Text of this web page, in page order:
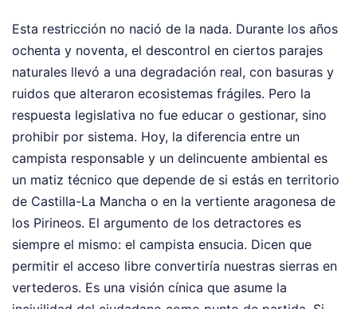
Esta restricción no nació de la nada. Durante los años
ochenta y noventa, el descontrol en ciertos parajes
naturales llevó a una degradación real, con basuras y
ruidos que alteraron ecosistemas frágiles. Pero la
respuesta legislativa no fue educar o gestionar, sino
prohibir por sistema. Hoy, la diferencia entre un
campista responsable y un delincuente ambiental es
un matiz técnico que depende de si estás en territorio
de Castilla-La Mancha o en la vertiente aragonesa de
los Pirineos. El argumento de los detractores es
siempre el mismo: el campista ensucia. Dicen que
permitir el acceso libre convertiría nuestras sierras en
vertederos. Es una visión cínica que asume la